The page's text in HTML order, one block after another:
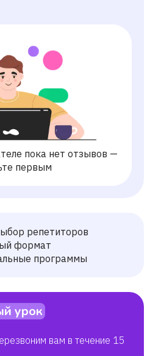
пока нет отзывов —
первым
репетиторов
формат
программы
урок
вам в течение 15